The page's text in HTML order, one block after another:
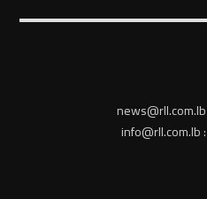
: info@rll.com.lb